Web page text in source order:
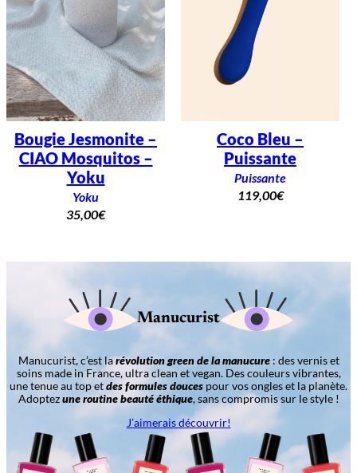
Bougie Jesmonite –
CIAO Mosquitos –
Yoku
Yoku
35,00€
Coco Bleu –
Puissante
Puissante
119,00€
Manucurist
Manucurist, c’est larévolution green de la manucure: des vernis et
soins made in France, ultra clean et vegan. Des couleurs vibrantes,
une tenue au top etdes formules douces pour vos ongles et la planète.
Adoptezune routine beauté éthique, sans compromis sur le style !
J’aimerais découvrir!